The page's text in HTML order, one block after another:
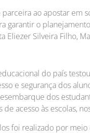
ao apostar em
garantir o
Eliezer Silveira Filho,
do país
e segurança dos
dos
acesso às escolas,
foi realizado por